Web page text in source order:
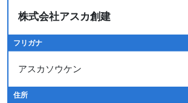
株式会社アスカ創建
フリガナ
アスカソウケン
住所